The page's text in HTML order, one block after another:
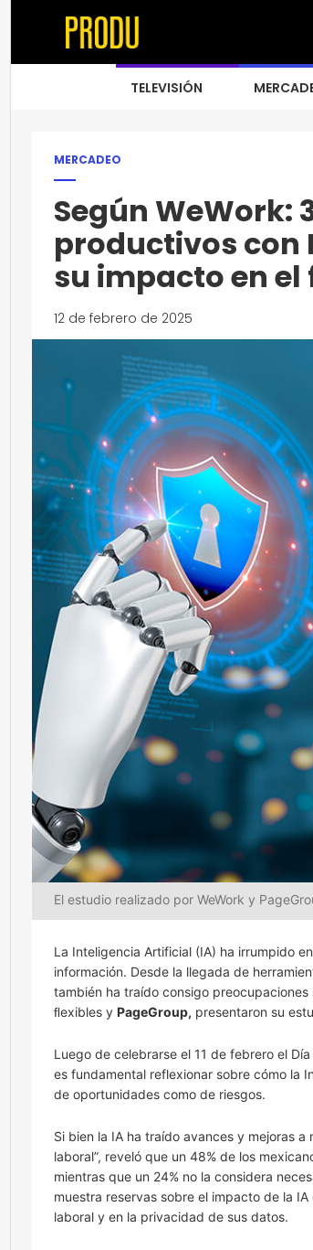
TELEVISIÓN
MERCADEO
Según WeWork:
productivos con
su impacto en
12 de febrero de 2025
El estudio realizado por WeWork y
La Inteligencia Artificial (IA) ha irrumpido
información. Desde la llegada de
también ha traído consigo
ﬂexibles y PageGroup, presentaron su
Luego de celebrarse el 11 de febrero el
es fundamental reflexionar sobre cómo la
de oportunidades como de riesgos.
Si bien la IA ha traído avances y mejoras
laboral”, reveló que un 48% de los
mientras que un 24% no la considera
muestra reservas sobre el impacto de la
laboral y en la privacidad de sus datos.